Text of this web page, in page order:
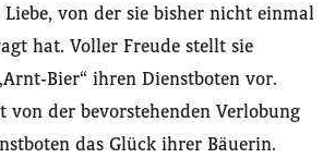
von der sie bisher nicht einmal
hat. Voller Freude stellt sie
Bier“ ihren Dienstboten vor.
von der bevorstehenden Verlobung
das Glück ihrer Bäuerin.